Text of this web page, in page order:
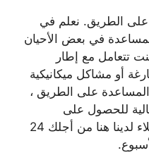
الطريق. نعلم في
في بعض الأحيان
تتعامل مع إطار
أو مشاكل ميكانيكية
على الطريق ،
للحصول على
المساعدة. إن فرق خدمة العملاء لدينا هنا من أجلك 24